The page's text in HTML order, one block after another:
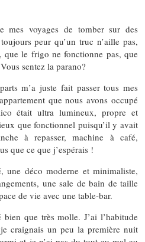
mes voyages de tomber sur des
peur qu’un truc n’aille pas,
que le frigo ne fonctionne pas, que
sentez la parano?
m’a juste fait passer tous mes
que nous avons occupé
était ultra lumineux, propre et
que fonctionnel puisqu’il y avait
à repasser, machine à café,
que ce que j’espérais !
une déco moderne et minimaliste,
une sale de bain de taille
de vie avec une table-bar.
que très molle. J’ai l’habitude
craignais un peu la première nuit